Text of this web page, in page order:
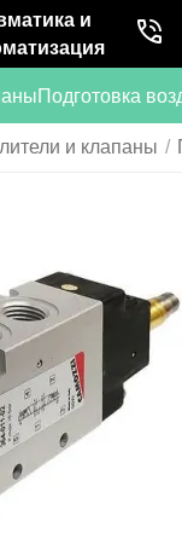
и
Подготовка
и клапаны /